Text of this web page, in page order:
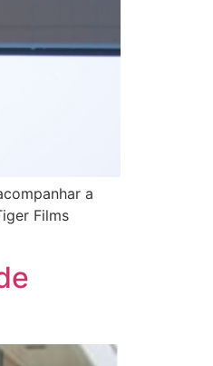
a
Films